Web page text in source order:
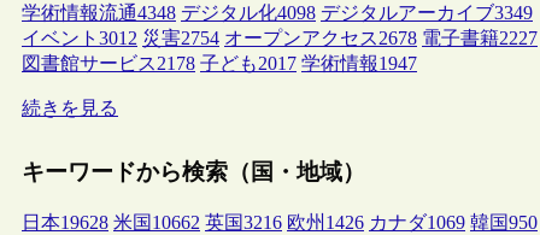
学術情報流通4348 デジタル化4098 デジタルアーカイブ3349
イベント 3012 災害2754 オープンアクセス2678 電子書籍2227
図書館サービス2178 子ども2017 学術情報1947
続きを見る
キーワードから検索（国・地域）
日本19628 米国 10662 英国3216 欧州 1426 カナダ1069 韓国950